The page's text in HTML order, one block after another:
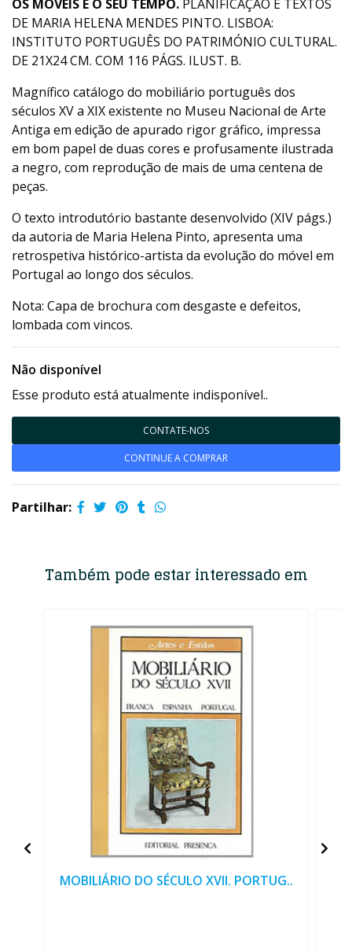
OS MÓVEIS E O SEU TEMPO. PLANIFICAÇÃO E TEXTOS
DE MARIA HELENA MENDES PINTO. LISBOA:
INSTITUTO PORTUGUÊS DO PATRIMÓNIO CULTURAL.
DE 21X24 CM. COM 116 PÁGS. ILUST. B.
Magnífico catálogo do mobiliário português dos
séculos XV a XIX existente no Museu Nacional de Arte
Antiga em edição de apurado rigor gráfico, impressa
em bom papel de duas cores e profusamente ilustrada
a negro, com reprodução de mais de uma centena de
peças.
O texto introdutório bastante desenvolvido (XIV págs.)
da autoria de Maria Helena Pinto, apresenta uma
retrospetiva histórico-artista da evolução do móvel em
Portugal ao longo dos séculos.
Nota: Capa de brochura com desgaste e defeitos,
lombada com vincos.
Não disponível
Esse produto está atualmente indisponível..
CONTATE-NOS
CONTINUE A COMPRAR
Partilhar:
Também pode estar interessado em
MOBILIÁRIO DO SÉCULO XVII. PORTUG..